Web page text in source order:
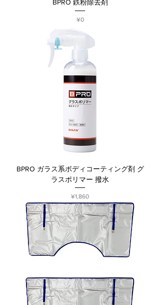
BPRO 鉄粉除去剤
Price
¥0
BPRO ガラス系ボディコーティング剤 グ
ラスポリマー 撥水
Price
¥1,860